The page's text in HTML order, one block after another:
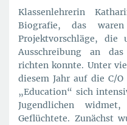
Klassenlehrerin
Biografie, das
Projektvorschläge, die
Ausschreibung an
richten konnte. Unter
diesem Jahr auf die C/
„Education“ sich
Jugendlichen
Geflüchtete. Zunächst